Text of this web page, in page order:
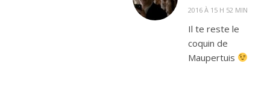
2016 À 15 H 52 MIN
Il te reste le
coquin de
Maupertuis